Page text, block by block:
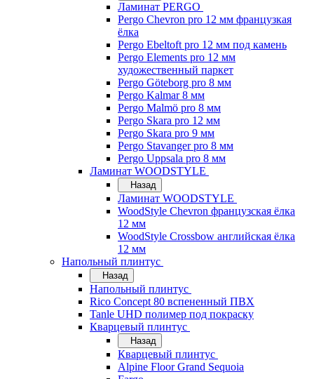
Ламинат PERGO
Pergo Chevron pro 12 мм французкая
ёлка
Pergo Ebeltoft pro 12 мм под камень
Pergo Elements pro 12 мм
художественный паркет
Pergo Göteborg pro 8 мм
Pergo Kalmar 8 мм
Pergo Malmö pro 8 мм
Pergo Skara pro 12 мм
Pergo Skara pro 9 мм
Pergo Stavanger pro 8 мм
Pergo Uppsala pro 8 мм
Ламинат WOODSTYLE
Назад
Ламинат WOODSTYLE
WoodStyle Chevron французская ёлка
12 мм
WoodStyle Crossbow английская ёлка
12 мм
Напольный плинтус
Назад
Напольный плинтус
Rico Concept 80 вспененный ПВХ
Tanle UHD полимер под покраску
Кварцевый плинтус
Назад
Кварцевый плинтус
Alpine Floor Grand Sequoia